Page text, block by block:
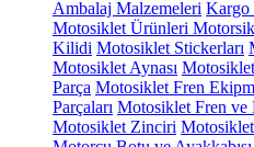
Ambalaj Malzemeleri Kargo
Motosiklet Ürünleri
Kilidi Motosiklet Stickerları
Motosiklet Aynası
Parça Motosiklet Fren
Parçaları Motosiklet Fren
Motosiklet Zinciri